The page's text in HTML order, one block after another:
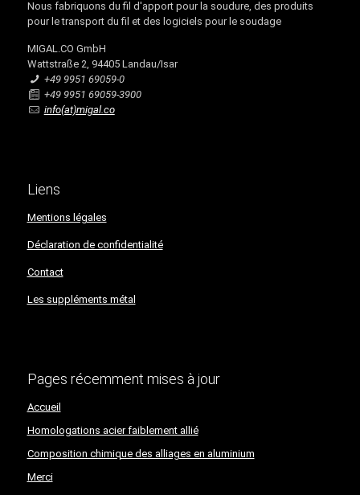
Nous fabriquons du fil d'apport pour la soudure, des produits
pour le transport du fil et des logiciels pour le soudage
MIGAL.CO GmbH
Wattstraße 2, 94405 Landau/Isar
+49 9951 69059-0
+49 9951 69059-3900
info(at)migal.co
Liens
Mentions légales
Déclaration de confidentialité​​​​​​​
Contact
Les suppléments métal
Pages récemment mises à jour
Accueil
Homologations acier faiblement allié
Composition chimique des alliages en aluminium
Merci